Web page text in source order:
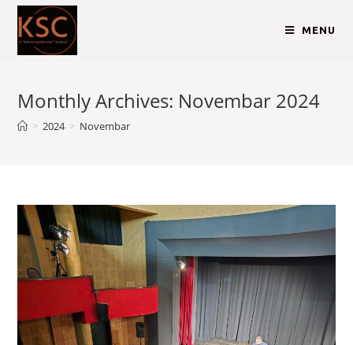
MENU
Monthly Archives: Novembar 2024
> 2024 > Novembar